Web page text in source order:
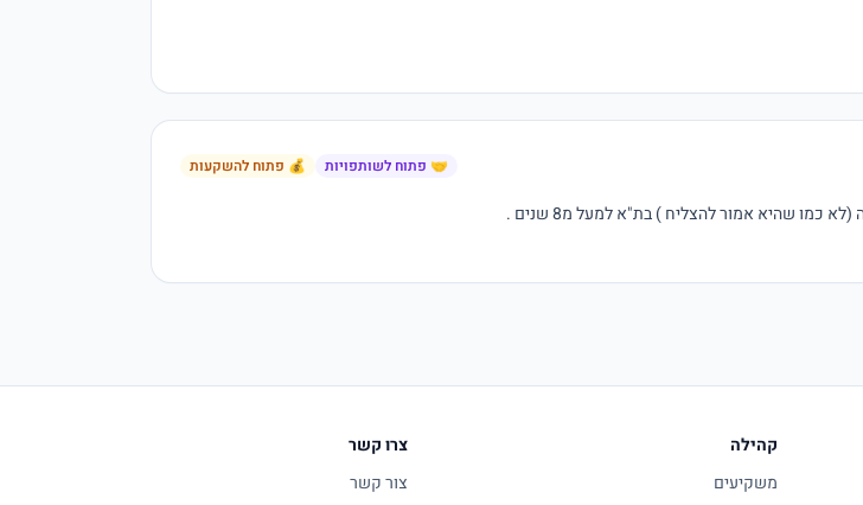
🤝 פתוח לשותפויות 💰 פתוח להשקעות
קהילה
משקיעים
צרו קשר
צור קשר